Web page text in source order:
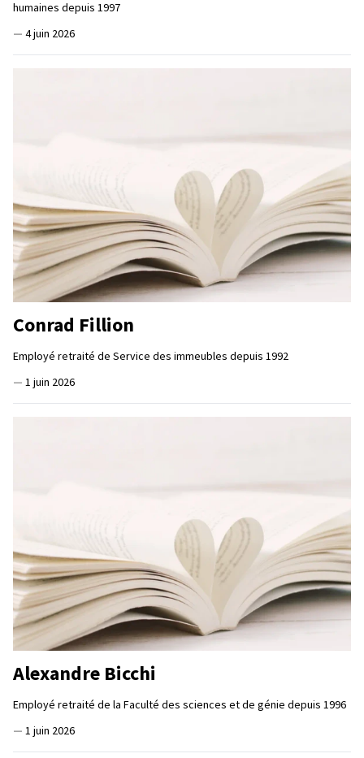
humaines depuis 1997
— 4 juin 2026
Conrad Fillion
Employé retraité de Service des immeubles depuis 1992
— 1 juin 2026
Alexandre Bicchi
Employé retraité de la Faculté des sciences et de génie depuis 1996
— 1 juin 2026